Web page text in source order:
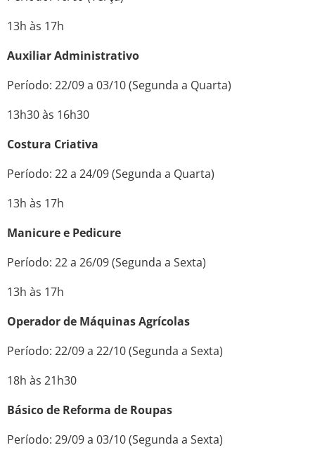
13h às 17h
Auxiliar Administrativo
Período: 22/09 a 03/10 (Segunda a Quarta)
13h30 às 16h30
Costura Criativa
Período: 22 a 24/09 (Segunda a Quarta)
13h às 17h
Manicure e Pedicure
Período: 22 a 26/09 (Segunda a Sexta)
13h às 17h
Operador de Máquinas Agrícolas
Período: 22/09 a 22/10 (Segunda a Sexta)
18h às 21h30
Básico de Reforma de Roupas
Período: 29/09 a 03/10 (Segunda a Sexta)